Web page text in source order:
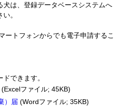
犬は、登録データベースシステムへ
。
トフォンからでも電子申請するこ
できます。
(Excelファイル; 45KB)
）届 (Wordファイル; 35KB)